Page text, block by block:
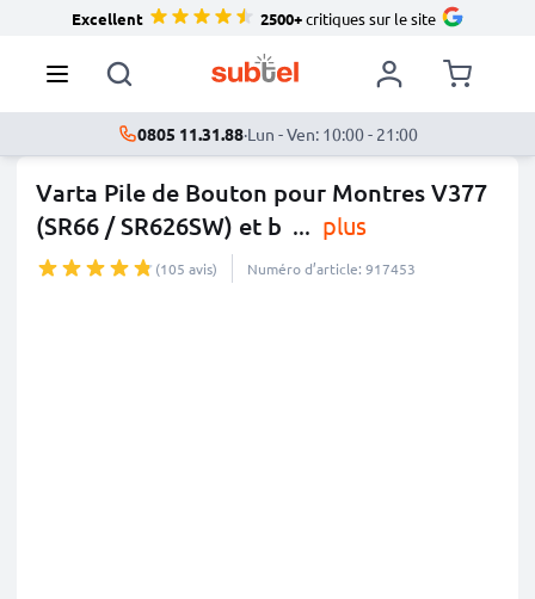
Excellent 2500+critiques sur le site
0805 11.31.88·Lun - Ven: 10:00 - 21:00
Varta Pile de Bouton pour Montres V377
(SR66 / SR626SW) et b ... plus
(105 avis) Numéro d’article: 917453